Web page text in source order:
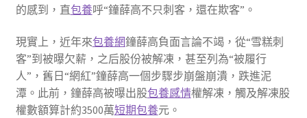
的感到，直包養呼“鐘薛高不只刺客，還在欺客”。
現實上，近年來包養網鐘薛高負面言論不竭，從“雪糕刺
客”到被曝欠薪，之后股份被解凍，甚至列為“被履行
人”，舊日“網紅”鐘薛高一個步驟步崩盤崩潰，跌進泥
潭。此前，鐘薛高被曝出股包養感情權解凍，觸及解凍股
權數額算計約3500萬短期包養元。